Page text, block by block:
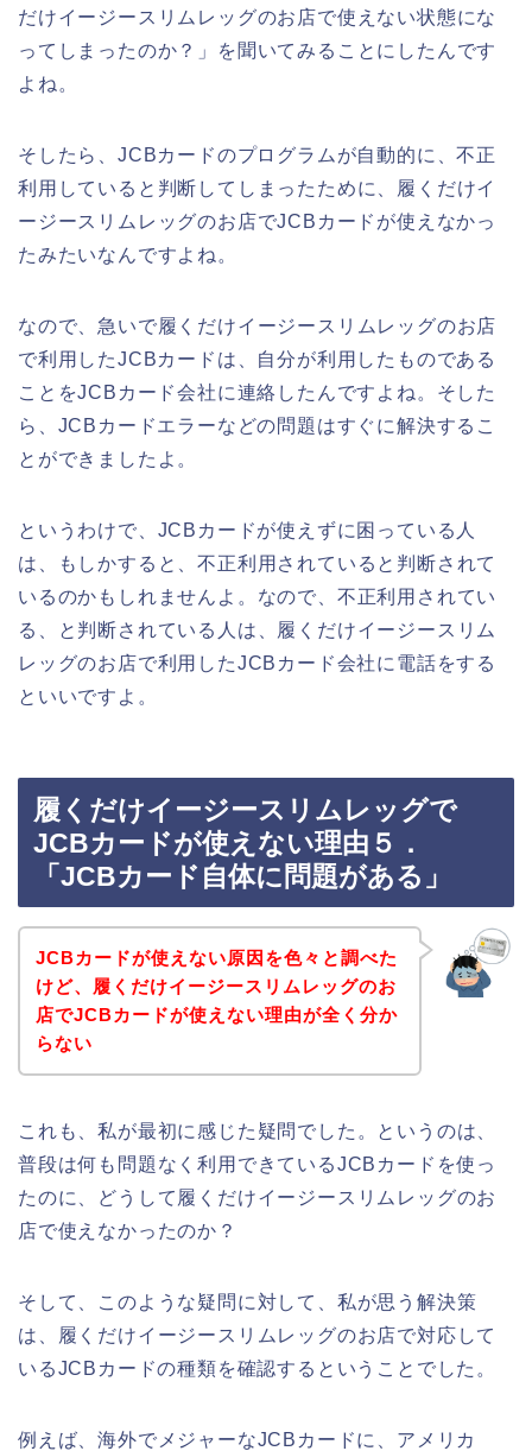
だけイージースリムレッグのお店で使えない状態にな
ってしまったのか？」を聞いてみることにしたんです
よね。
そしたら、JCBカードのプログラムが自動的に、不正
利用していると判断してしまったために、履くだけイ
ージースリムレッグのお店でJCBカードが使えなかっ
たみたいなんですよね。
なので、急いで履くだけイージースリムレッグのお店
で利用したJCBカードは、自分が利用したものである
ことをJCBカード会社に連絡したんですよね。そした
ら、JCBカードエラーなどの問題はすぐに解決するこ
とができましたよ。
というわけで、JCBカードが使えずに困っている人
は、もしかすると、不正利用されていると判断されて
いるのかもしれませんよ。なので、不正利用されてい
る、と判断されている人は、履くだけイージースリム
レッグのお店で利用したJCBカード会社に電話をする
といいですよ。
履くだけイージースリムレッグで
JCBカードが使えない理由５．
「JCBカード自体に問題がある」
JCBカードが使えない原因を色々と調べた
けど、履くだけイージースリムレッグのお
店でJCBカードが使えない理由が全く分か
らない
これも、私が最初に感じた疑問でした。というのは、
普段は何も問題なく利用できているJCBカードを使っ
たのに、どうして履くだけイージースリムレッグのお
店で使えなかったのか？
そして、このような疑問に対して、私が思う解決策
は、履くだけイージースリムレッグのお店で対応して
いるJCBカードの種類を確認するということでした。
例えば、海外でメジャーなJCBカードに、アメリカ